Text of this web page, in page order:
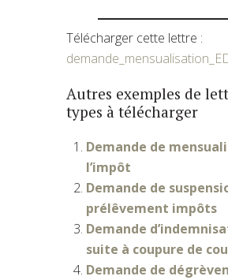
Télécharger cette lettre :
Autres exemples de
types à télécharger
Demande de
l’impôt
Demande de
prélêvement impôts
Demande
suite à coupure de
Demande de